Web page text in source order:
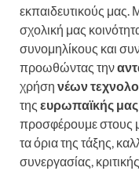
εκπαιδευτικούς μας.
σχολική μας
συνομηλίκους και
προωθώντας την
χρήση νέων
της ευρωπαϊκής μας
προσφέρουμε στους
τα όρια της τάξης,
συνεργασίας,